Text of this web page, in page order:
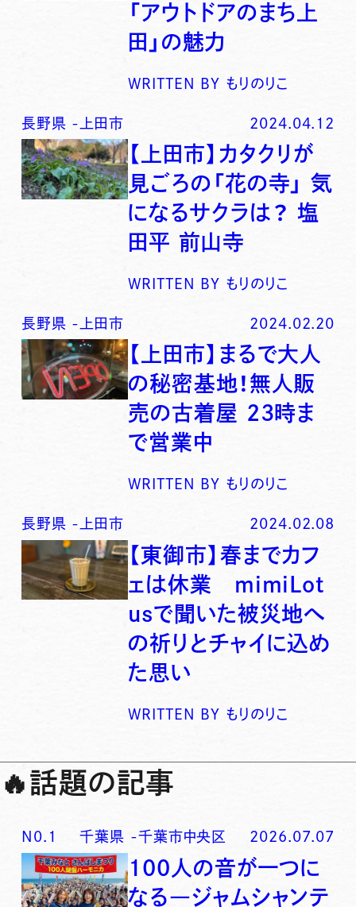
「アウトドアのまち上
田」の魅力
WRITTEN BY もりのりこ
長野県 - 上田市 2024.04.12
【上田市】カタクリが
見ごろの「花の寺」 気
になるサクラは？ 塩
田平 前山寺
WRITTEN BY もりのりこ
長野県 - 上田市 2024.02.20
【上田市】まるで大人
の秘密基地！無人販
売の古着屋 23時ま
で営業中
WRITTEN BY もりのりこ
長野県 - 上田市 2024.02.08
【東御市】春までカフ
ェは休業 mimiLot
usで聞いた被災地へ
の祈りとチャイに込め
た思い
WRITTEN BY もりのりこ
🔥話題の記事
N0. 1 千葉県 -千葉市中央区 2026.07.07
100人の音が一つに
なる―ジャムシャンテ